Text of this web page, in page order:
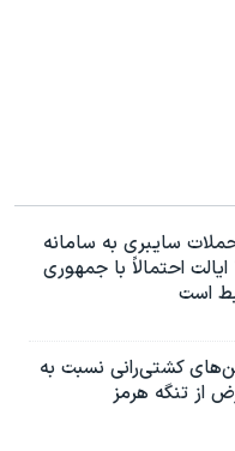
سایبری به سامانه
آب‌رسانی ۱۲ ایالت احتمالاً با جمهوری
است
کشتی‌رانی نسبت به
از تنگه هرمز